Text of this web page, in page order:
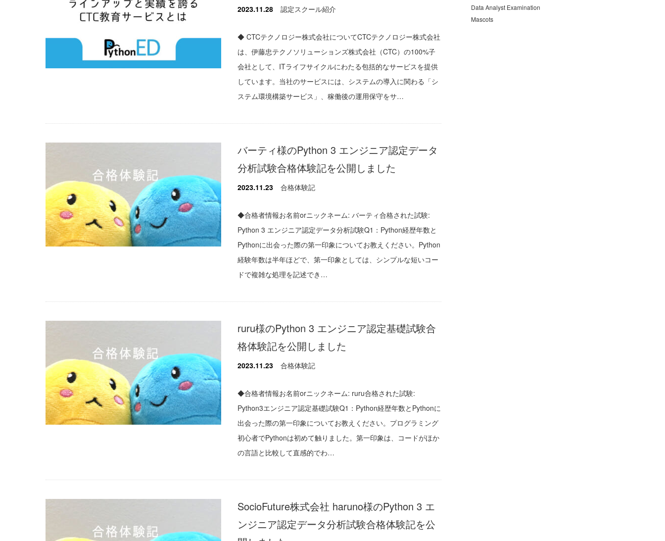
2023.11.28 認定スクール紹介
◆ CTCテクノロジー株式会社についてCTCテクノロジー株式会社
は、伊藤忠テクノソリューションズ株式会社（CTC）の100%子
会社として、ITライフサイクルにわたる包括的なサービスを提供
しています。当社のサービスには、システムの導入に関わる「シ
ステム環境構築サービス」、稼働後の運用保守をサ…
バーティ様のPython 3 エンジニア認定データ
分析試験合格体験記を公開しました
2023.11.23 合格体験記
◆合格者情報お名前orニックネーム: バーティ合格された試験:
Python 3 エンジニア認定データ分析試験Q1：Python経歴年数と
Pythonに出会った際の第一印象についてお教えください。Python
経験年数は半年ほどで、第一印象としては、シンプルな短いコー
ドで複雑な処理を記述でき…
ruru様のPython 3 エンジニア認定基礎試験合
格体験記を公開しました
2023.11.23 合格体験記
◆合格者情報お名前orニックネーム: ruru合格された試験:
Python3エンジニア認定基礎試験Q1：Python経歴年数とPythonに
出会った際の第一印象についてお教えください。プログラミング
初心者でPythonは初めて触りました。第一印象は、コードがほか
の言語と比較して直感的でわ…
SocioFuture株式会社 haruno様のPython 3 エ
ンジニア認定データ分析試験合格体験記を公
Data Analyst Examination
Mascots